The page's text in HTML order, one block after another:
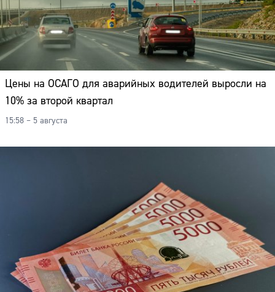
Цены на ОСАГО для аварийных водителей выросли на
10% за второй квартал
15:58 – 5 августа